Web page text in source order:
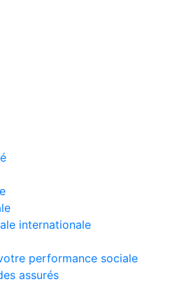
internationale
performance sociale
assurés